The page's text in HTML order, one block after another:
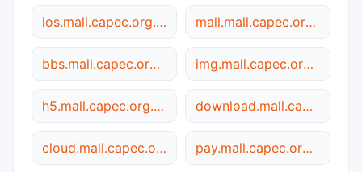
ios.mall.capec.org.cn mall.mall.capec.org.cn
bbs.mall.capec.org.cn img.mall.capec.org.cn
h5.mall.capec.org.cn download.mall.capec.org.cn
cloud.mall.capec.org.cn pay.mall.capec.org.cn